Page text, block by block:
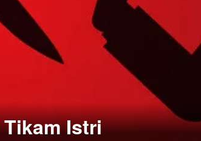
Istri